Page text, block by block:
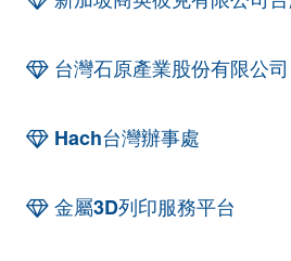
台灣石原產業股份有限公司
Hach台灣辦事處
金屬3D列印服務平台